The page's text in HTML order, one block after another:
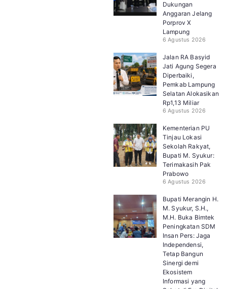
Dukungan
Anggaran Jelang
Porprov X
Lampung
6 Agustus 2026
Jalan RA Basyid
Jati Agung Segera
Diperbaiki,
Pemkab Lampung
Selatan Alokasikan
Rp1,13 Miliar
6 Agustus 2026
Kementerian PU
Tinjau Lokasi
Sekolah Rakyat,
Bupati M. Syukur:
Terimakasih Pak
Prabowo
6 Agustus 2026
Bupati Merangin H.
M. Syukur, S.H.,
M.H. Buka Bimtek
Peningkatan SDM
Insan Pers: Jaga
Independensi,
Tetap Bangun
Sinergi demi
Ekosistem
Informasi yang